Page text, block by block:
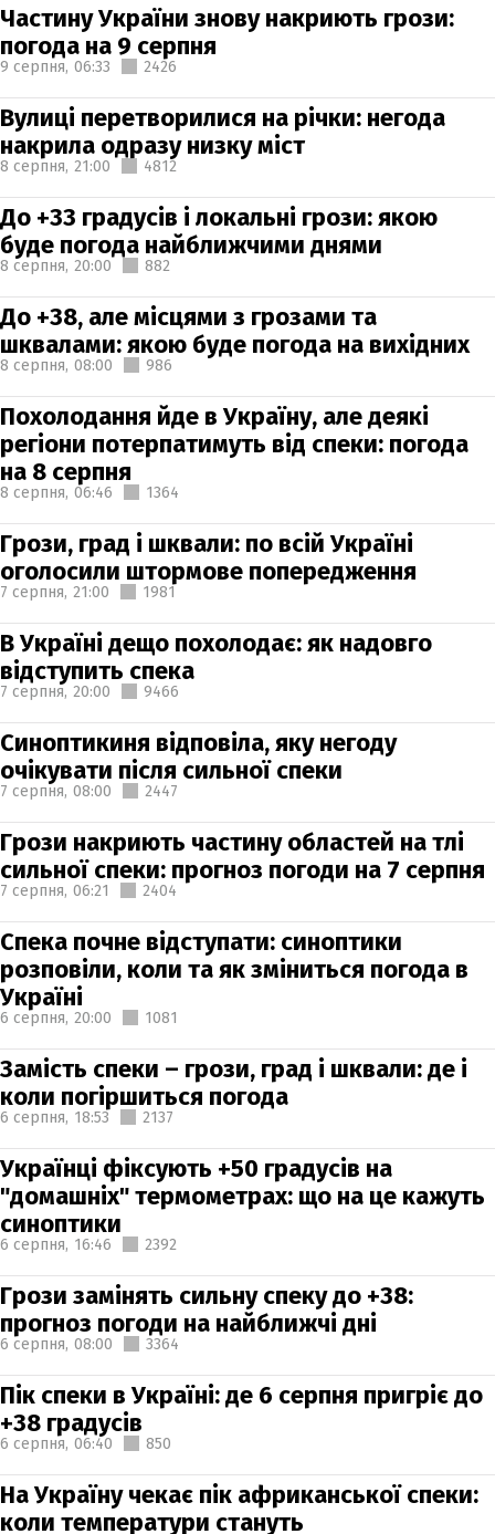
Частину України знову накриють грози:
погода на 9 серпня
9 серпня, 06:33 2426
Вулиці перетворилися на річки: негода
накрила одразу низку міст
8 серпня, 21:00 4812
До +33 градусів і локальні грози: якою
буде погода найближчими днями
8 серпня, 20:00 882
До +38, але місцями з грозами та
шквалами: якою буде погода на вихідних
8 серпня, 08:00 986
Похолодання йде в Україну, але деякі
регіони потерпатимуть від спеки: погода
на 8 серпня
8 серпня, 06:46 1364
Грози, град і шквали: по всій Україні
оголосили штормове попередження
7 серпня, 21:00 1981
В Україні дещо похолодає: як надовго
відступить спека
7 серпня, 20:00 9466
Синоптикиня відповіла, яку негоду
очікувати після сильної спеки
7 серпня, 08:00 2447
Грози накриють частину областей на тлі
сильної спеки: прогноз погоди на 7 серпня
7 серпня, 06:21 2404
Спека почне відступати: синоптики
розповіли, коли та як зміниться погода в
Україні
6 серпня, 20:00 1081
Замість спеки – грози, град і шквали: де і
коли погіршиться погода
6 серпня, 18:53 2137
Українці фіксують +50 градусів на
"домашніх" термометрах: що на це кажуть
синоптики
6 серпня, 16:46 2392
Грози замінять сильну спеку до +38:
прогноз погоди на найближчі дні
6 серпня, 08:00 3364
Пік спеки в Україні: де 6 серпня пригріє до
+38 градусів
6 серпня, 06:40 850
На Україну чекає пік африканської спеки:
коли температури стануть